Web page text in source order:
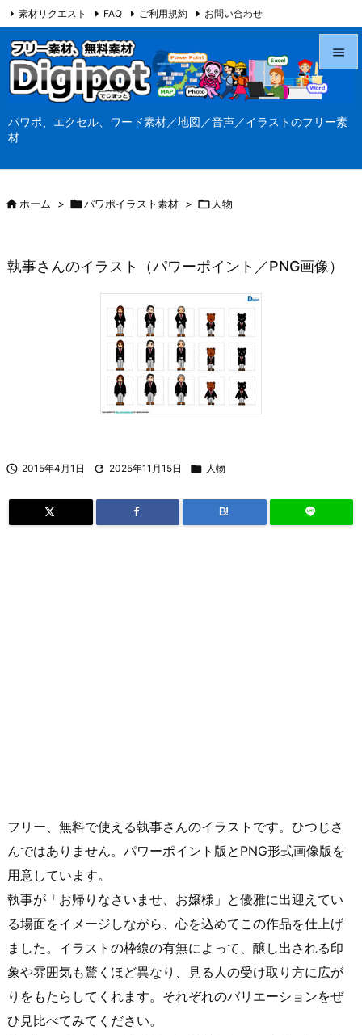
パワポ、エクセル、ワード素材／地図／音声／イラストのフリー素
材



検索
素材リクエスト FAQ ご利用規約 お問い合わせ
当サイト（Digipot.net）について
ホーム > パワポイラスト素材 >  人物
執事さんのイラスト（パワーポイント／PNG画像）
 2015年4月1日  2025年11月15日  人物
B!
フリー、無料で使える執事さんのイラストです。ひつじさ
んではありません。パワーポイント版とPNG形式画像版を
用意しています。
執事が「お帰りなさいませ、お嬢様」と優雅に出迎えてい
る場面をイメージしながら、心を込めてこの作品を仕上げ
ました。イラストの枠線の有無によって、醸し出される印
象や雰囲気も驚くほど異なり、見る人の受け取り方に広が
りをもたらしてくれます。それぞれのバリエーションをぜ
ひ見比べてみてください。